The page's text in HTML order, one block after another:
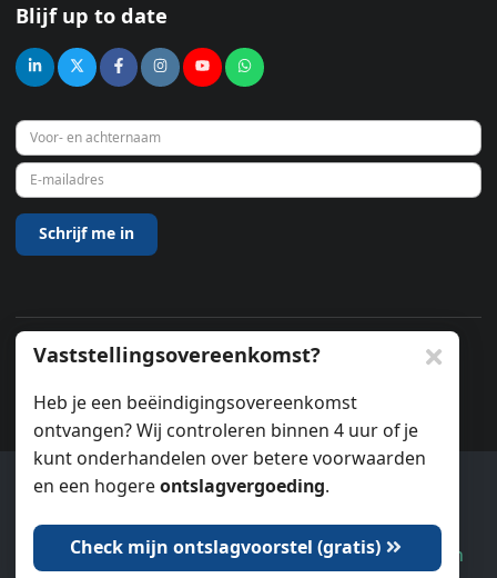
Blijf up to date
Ook wij gebruiken cookies.
Laat me kiezen
Dat is oké
Vaststellingsovereenkomst?
Heb je een beëindigingsovereenkomst
ontvangen? Wij controleren binnen 4 uur of je
kunt onderhandelen over betere voorwaarden
en een hogereontslagvergoeding.
Check mijn ontslagvoorstel (gratis)